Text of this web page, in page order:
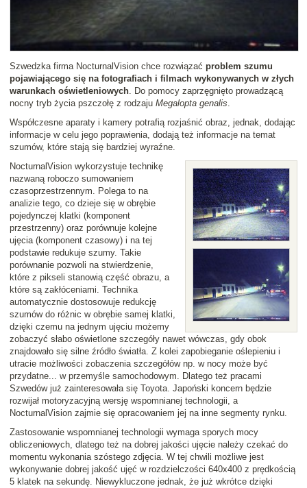
Szwedzka firma NocturnalVision chce rozwiązać problem szumu
pojawiającego się na fotografiach i filmach wykonywanych w złych
warunkach oświetleniowych. Do pomocy zaprzęgnięto prowadzącą
nocny tryb życia pszczołę z rodzaju Megalopta genalis.
Współczesne aparaty i kamery potrafią rozjaśnić obraz, jednak, dodając
informacje w celu jego poprawienia, dodają też informacje na temat
szumów, które stają się bardziej wyraźne.
NocturnalVision wykorzystuje technikę
nazwaną roboczo sumowaniem
czasoprzestrzennym. Polega to na
analizie tego, co dzieje się w obrębie
pojedynczej klatki (komponent
przestrzenny) oraz porównuje kolejne
ujęcia (komponent czasowy) i na tej
podstawie redukuje szumy. Takie
porównanie pozwoli na stwierdzenie,
które z pikseli stanowią część obrazu, a
które są zakłóceniami. Technika
automatycznie dostosowuje redukcję
szumów do różnic w obrębie samej klatki,
dzięki czemu na jednym ujęciu możemy
zobaczyć słabo oświetlone szczegóły nawet wówczas, gdy obok
znajdowało się silne źródło światła. Z kolei zapobieganie oślepieniu i
utracie możliwości zobaczenia szczegółów np. w nocy może być
przydatne... w przemyśle samochodowym. Dlatego też pracami
Szwedów już zainteresowała się Toyota. Japoński koncern będzie
rozwijał motoryzacyjną wersję wspomnianej technologii, a
NocturnalVision zajmie się opracowaniem jej na inne segmenty rynku.
Zastosowanie wspomnianej technologii wymaga sporych mocy
obliczeniowych, dlatego też na dobrej jakości ujęcie należy czekać do
momentu wykonania szóstego zdjęcia. W tej chwili możliwe jest
wykonywanie dobrej jakość ujęć w rozdzielczości 640x400 z prędkością
5 klatek na sekundę. Niewykluczone jednak, że już wkrótce dzięki